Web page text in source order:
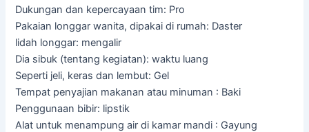
Dukungan dan kepercayaan tim: Pro
Pakaian longgar wanita, dipakai di rumah: Daster
lidah longgar: mengalir
Dia sibuk (tentang kegiatan): waktu luang
Seperti jeli, keras dan lembut: Gel
Tempat penyajian makanan atau minuman : Baki
Penggunaan bibir: lipstik
Alat untuk menampung air di kamar mandi : Gayung